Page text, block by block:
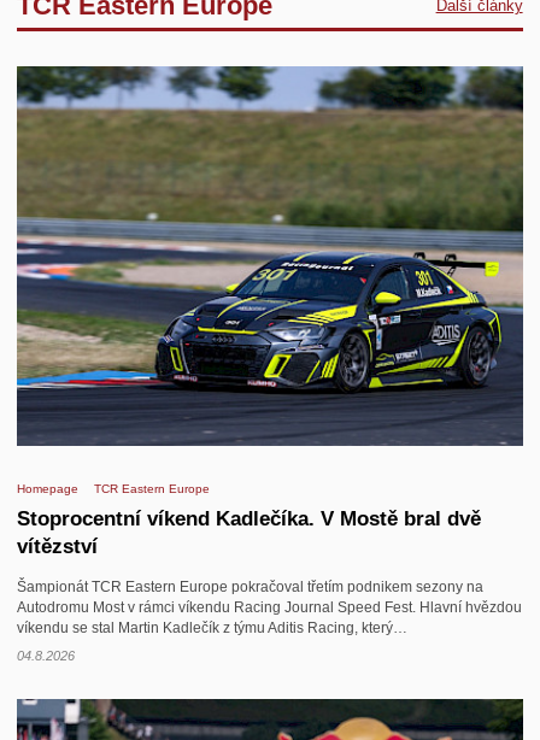
Další články
Homepage TCR Eastern Europe
Stoprocentní víkend Kadlečíka. V Mostě bral dvě
vítězství
Šampionát TCR Eastern Europe pokračoval třetím podnikem sezony na
Autodromu Most v rámci víkendu Racing Journal Speed Fest. Hlavní hvězdou
víkendu se stal Martin Kadlečík z týmu Aditis Racing, který…
04.8.2026